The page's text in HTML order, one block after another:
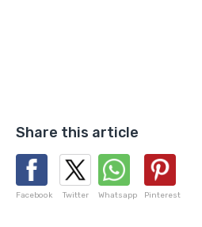
Share this article
Facebook Twitter Whatsapp Pinterest